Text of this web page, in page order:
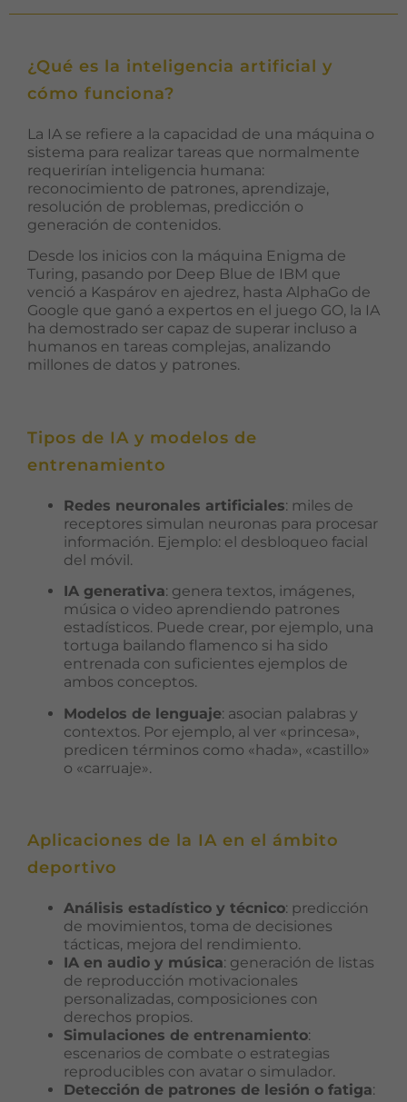
¿Qué es la inteligencia artificial y
cómo funciona?
La IA se refiere a la capacidad de una máquina o
sistema para realizar tareas que normalmente
requerirían inteligencia humana:
reconocimiento de patrones, aprendizaje,
resolución de problemas, predicción o
generación de contenidos.
Desde los inicios con la máquina Enigma de
Turing, pasando por Deep Blue de IBM que
venció a Kaspárov en ajedrez, hasta AlphaGo de
Google que ganó a expertos en el juego GO, la IA
ha demostrado ser capaz de superar incluso a
humanos en tareas complejas, analizando
millones de datos y patrones.
Tipos de IA y modelos de
entrenamiento
Redes neuronales artificiales: miles de
receptores simulan neuronas para procesar
información. Ejemplo: el desbloqueo facial
del móvil.
IA generativa: genera textos, imágenes,
música o video aprendiendo patrones
estadísticos. Puede crear, por ejemplo, una
tortuga bailando flamenco si ha sido
entrenada con suficientes ejemplos de
ambos conceptos.
Modelos de lenguaje: asocian palabras y
contextos. Por ejemplo, al ver «princesa»,
predicen términos como «hada», «castillo»
o «carruaje».
Aplicaciones de la IA en el ámbito
deportivo
Análisis estadístico y técnico: predicción
de movimientos, toma de decisiones
tácticas, mejora del rendimiento.
IA en audio y música: generación de listas
de reproducción motivacionales
personalizadas, composiciones con
derechos propios.
Simulaciones de entrenamiento:
escenarios de combate o estrategias
reproducibles con avatar o simulador.
Detección de patrones de lesión o fatiga:
cookies no
necesarias
para que
funcione la
Estadísticas
Para que
podamos
mejorar la
de la web, en
base a cómo
se usa la web.
Para que
nuestra web
durante tu
visita. Si
rechaza estas
cookies,
algunas
funcionalidades
desaparecerán
Marketing